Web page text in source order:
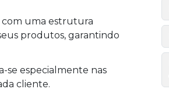
com uma estrutura
produtos, garantindo
se especialmente nas
cliente.